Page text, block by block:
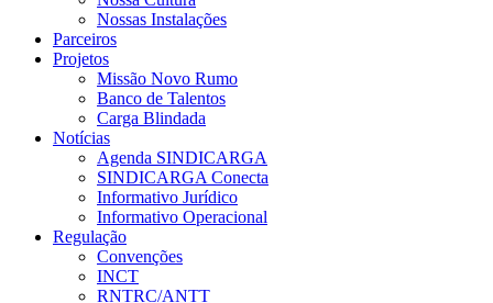
Nossas Instalações
Parceiros
Projetos
Missão Novo Rumo
Banco de Talentos
Carga Blindada
Notícias
Agenda SINDICARGA
SINDICARGA Conecta
Informativo Jurídico
Informativo Operacional
Regulação
Convenções
INCT
RNTRC/ANTT